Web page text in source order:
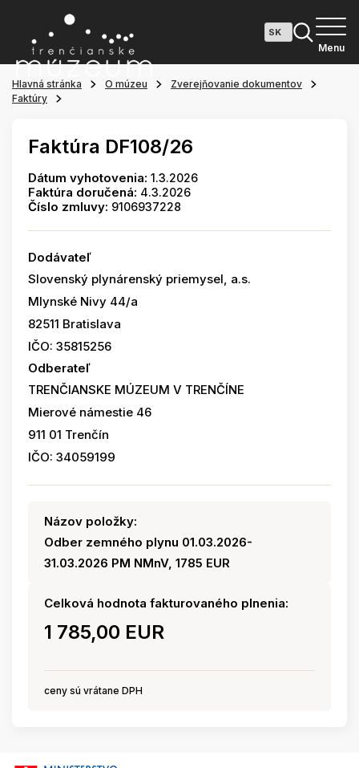
Menu
Hlavná stránka O múzeu
Zverejňovanie dokumentov
Faktúry
Faktúra DF108/26
Dátum vyhotovenia: 1.3.2026
Faktúra doručená: 4.3.2026
Číslo zmluvy: 9106937228
Dodávateľ
Slovenský plynárenský priemysel, a.s.
Mlynské Nivy 44/a
82511 Bratislava
IČO: 35815256
Odberateľ
TRENČIANSKE MÚZEUM V TRENČÍNE
Mierové námestie 46
911 01 Trenčín
IČO: 34059199
Názov položky:
Odber zemného plynu 01.03.2026-
31.03.2026 PM NMnV, 1785 EUR
Celková hodnota fakturovaného plnenia:
1 785,00 EUR
ceny sú vrátane DPH